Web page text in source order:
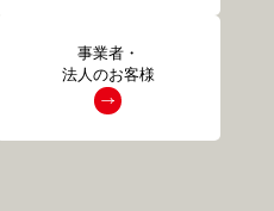
事業者・
法人のお客様